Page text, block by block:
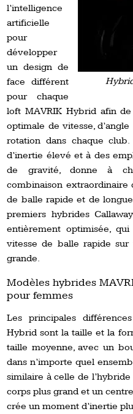
l’intelligence
artificielle
pour
développer
un design de
face différent
pour chaque
loft MAVRIK Hybrid afin
optimale de vitesse,
rotation dans chaque
d’inertie élevé et à des
de gravité, donne à
combinaison extraordinaire
de balle rapide et de
premiers hybrides
entièrement optimisée,
vitesse de balle rapide
grande.
Modèles hybrides
pour femmes
Les principales
Hybrid sont la taille et la
taille moyenne, avec un
dans n’importe quel
similaire à celle de
corps plus grand et un
crée un moment d’inertie